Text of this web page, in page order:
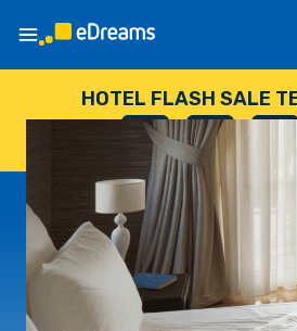
HOTEL FLASH SALE
--
GIORNI
: --
ORE
: